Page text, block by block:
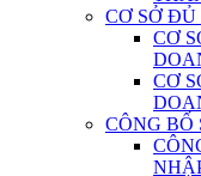
CƠ SỞ
CƠ
CƠ
CÔNG BỐ